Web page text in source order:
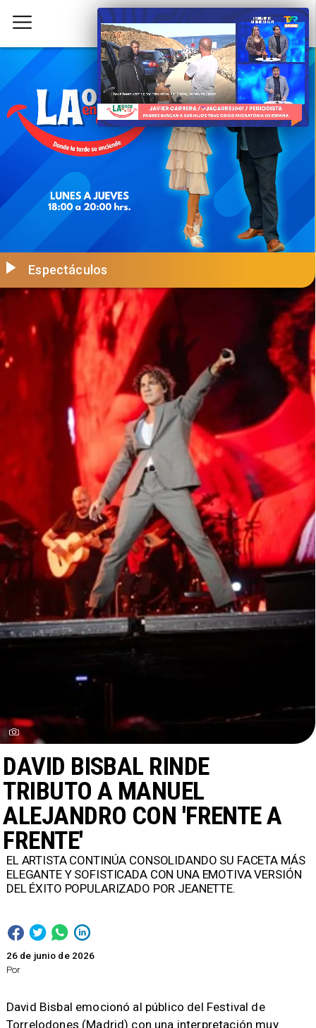
Por
DAVID BISBAL RINDE
TRIBUTO A MANUEL
ALEJANDRO CON 'FRENTE A
FRENTE'
Espectáculos
26 de junio de 2026
​EL ARTISTA CONTINÚA CONSOLIDANDO SU FACETA MÁS
ELEGANTE Y SOFISTICADA CON UNA EMOTIVA VERSIÓN
DEL ÉXITO POPULARIZADO POR JEANETTE.
​David Bisbal emocionó al público del Festival de
Torrelodones (Madrid) con una interpretación muy